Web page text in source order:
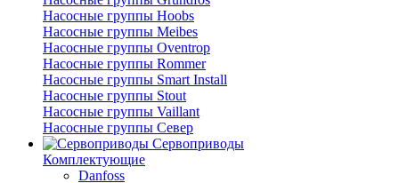
Насосные группы Hoobs
Насосные группы Meibes
Насосные группы Oventrop
Насосные группы Rommer
Насосные группы Smart Install
Насосные группы Stout
Насосные группы Vaillant
Насосные группы Север
Сервоприводы
Комплектующие
Danfoss